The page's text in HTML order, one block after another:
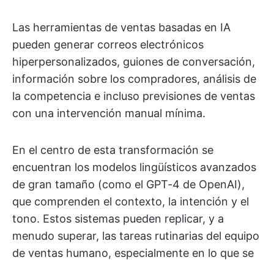
Las herramientas de ventas basadas en IA
pueden generar correos electrónicos
hiperpersonalizados, guiones de conversación,
información sobre los compradores, análisis de
la competencia e incluso previsiones de ventas
con una intervención manual mínima.
En el centro de esta transformación se
encuentran los modelos lingüísticos avanzados
de gran tamaño (como el GPT-4 de OpenAI),
que comprenden el contexto, la intención y el
tono. Estos sistemas pueden replicar, y a
menudo superar, las tareas rutinarias del equipo
de ventas humano, especialmente en lo que se